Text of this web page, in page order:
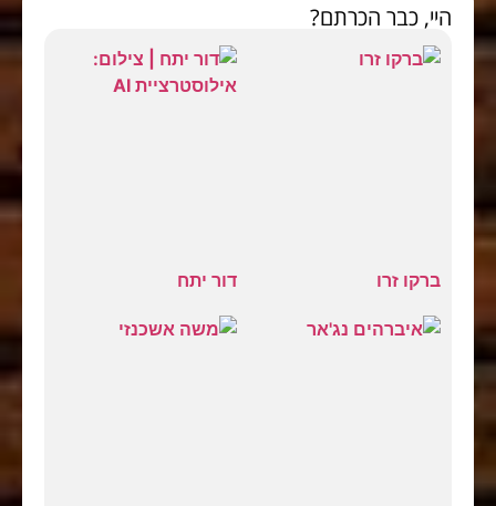
היי, כבר הכרתם?
ברקו זרו דור יתח